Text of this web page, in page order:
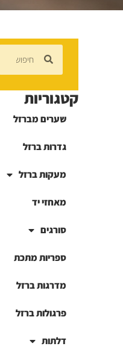
קטגוריות
שערים מברזל
גדרות ברזל
מעקות ברזל
מאחזי יד
סורגים
ספריות מתכת
מדרגות ברזל
פרגולות ברזל
דלתות